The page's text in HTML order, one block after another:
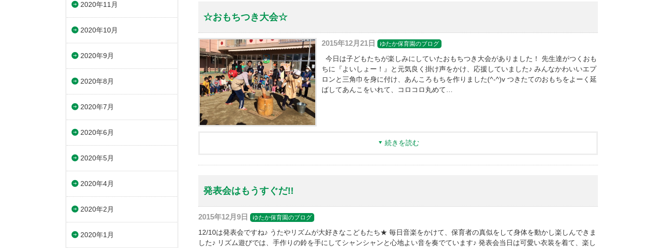
☆おもちつき大会☆
2015年12月21日 ゆたか保育園のブログ
今日は子どもたちが楽しみにしていたおもちつき大会がありました！ 先生達がつくおも
ちに『よいしょー！』と元気良く掛け声をかけ、応援していました♪ みんなかわいいエプ
ロンと三角巾を身に付け、あんころもちを作りました(^-^)v つきたてのおもちをよーく延
ばしてあんこをいれて、コロコロ丸めて…
続きを読む
発表会はもうすぐだ!!
2015年12月9日 ゆたか保育園のブログ
12/10は発表会ですね♪ うたやリズムが大好きなこどもたち★ 毎日音楽をかけて、保育者の真似をして身体を動かし楽しんできま
した♪ リズム遊びでは、手作りの鈴を手にしてシャンシャンと心地よい音を奏でています♪ 発表会当日は可愛い衣装を着て、楽し
2020年11月
2020年10月
2020年9月
2020年8月
2020年7月
2020年6月
2020年5月
2020年4月
2020年2月
2020年1月